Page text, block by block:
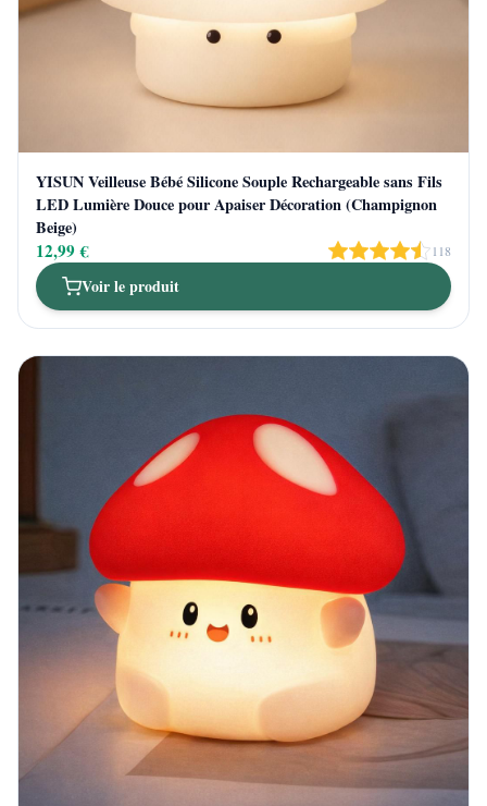
YISUN Veilleuse Bébé Silicone Souple Rechargeable sans Fils
LED Lumière Douce pour Apaiser Décoration (Champignon
Beige)
12,99 € 118
Voir le produit